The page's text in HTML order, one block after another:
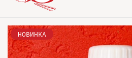
НОВИНКА